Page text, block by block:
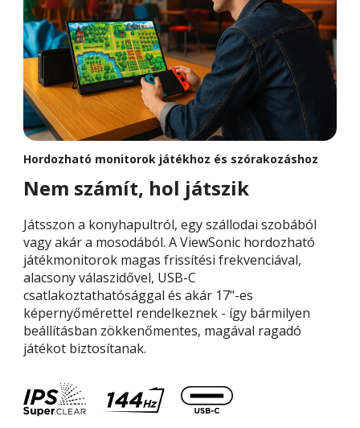
Hordozható monitorok játékhoz és szórakozáshoz
Nem számít, hol játszik
Játsszon a konyhapultról, egy szállodai szobából
vagy akár a mosodából. A ViewSonic hordozható
játékmonitorok magas frissítési frekvenciával,
alacsony válaszidővel, USB-C
csatlakoztathatósággal és akár 17"-es
képernyőmérettel rendelkeznek - így bármilyen
beállításban zökkenőmentes, magával ragadó
játékot biztosítanak.